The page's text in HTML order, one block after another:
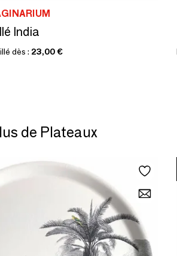
India
dès : 23,00 €
de Plateaux